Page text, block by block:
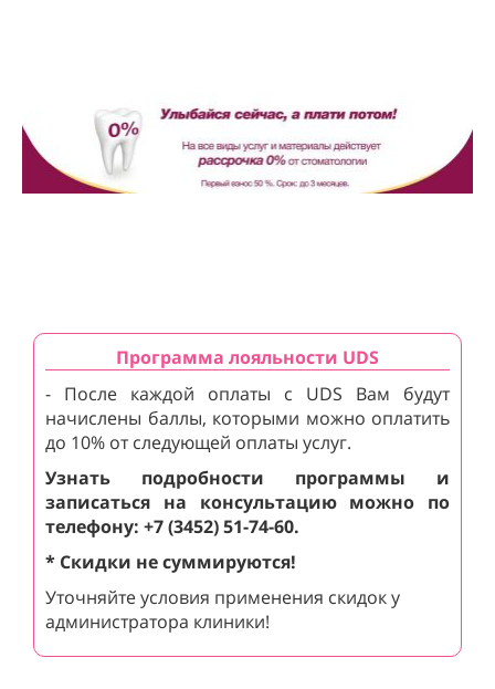
Программа лояльности UDS
- После каждой оплаты с UDS Вам будут
начислены баллы, которыми можно оплатить
до 10% от следующей оплаты услуг.
Узнать подробности программы и
записаться на консультацию можно по
телефону: +7 (3452) 51-74-60.
* Скидки не суммируются!
Уточняйте условия применения скидок у
администратора клиники!